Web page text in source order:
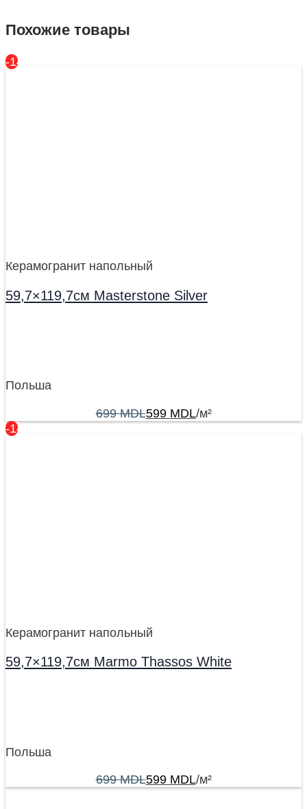
Похожие товары
-14%
Керамогранит напольный
59,7×119,7см Masterstone Silver
Польша
699MDL599 MDL/м²
-14%
Керамогранит напольный
59,7×119,7см Marmo Thassos White
Польша
699MDL599 MDL/м²